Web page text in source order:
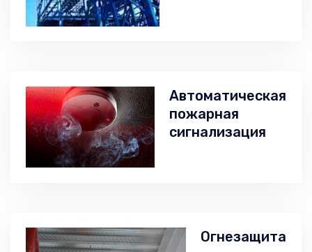
Автоматическая
пожарная
сигнализация
Огнезащита